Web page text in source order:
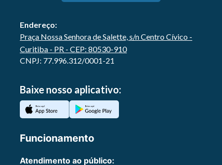
Endereço:
Praça Nossa Senhora de Salette, s/n Centro Cívico -
Curitiba - PR - CEP: 80530-910
CNPJ: 77.996.312/0001-21
Baixe nosso aplicativo:
Funcionamento
Atendimento ao público: